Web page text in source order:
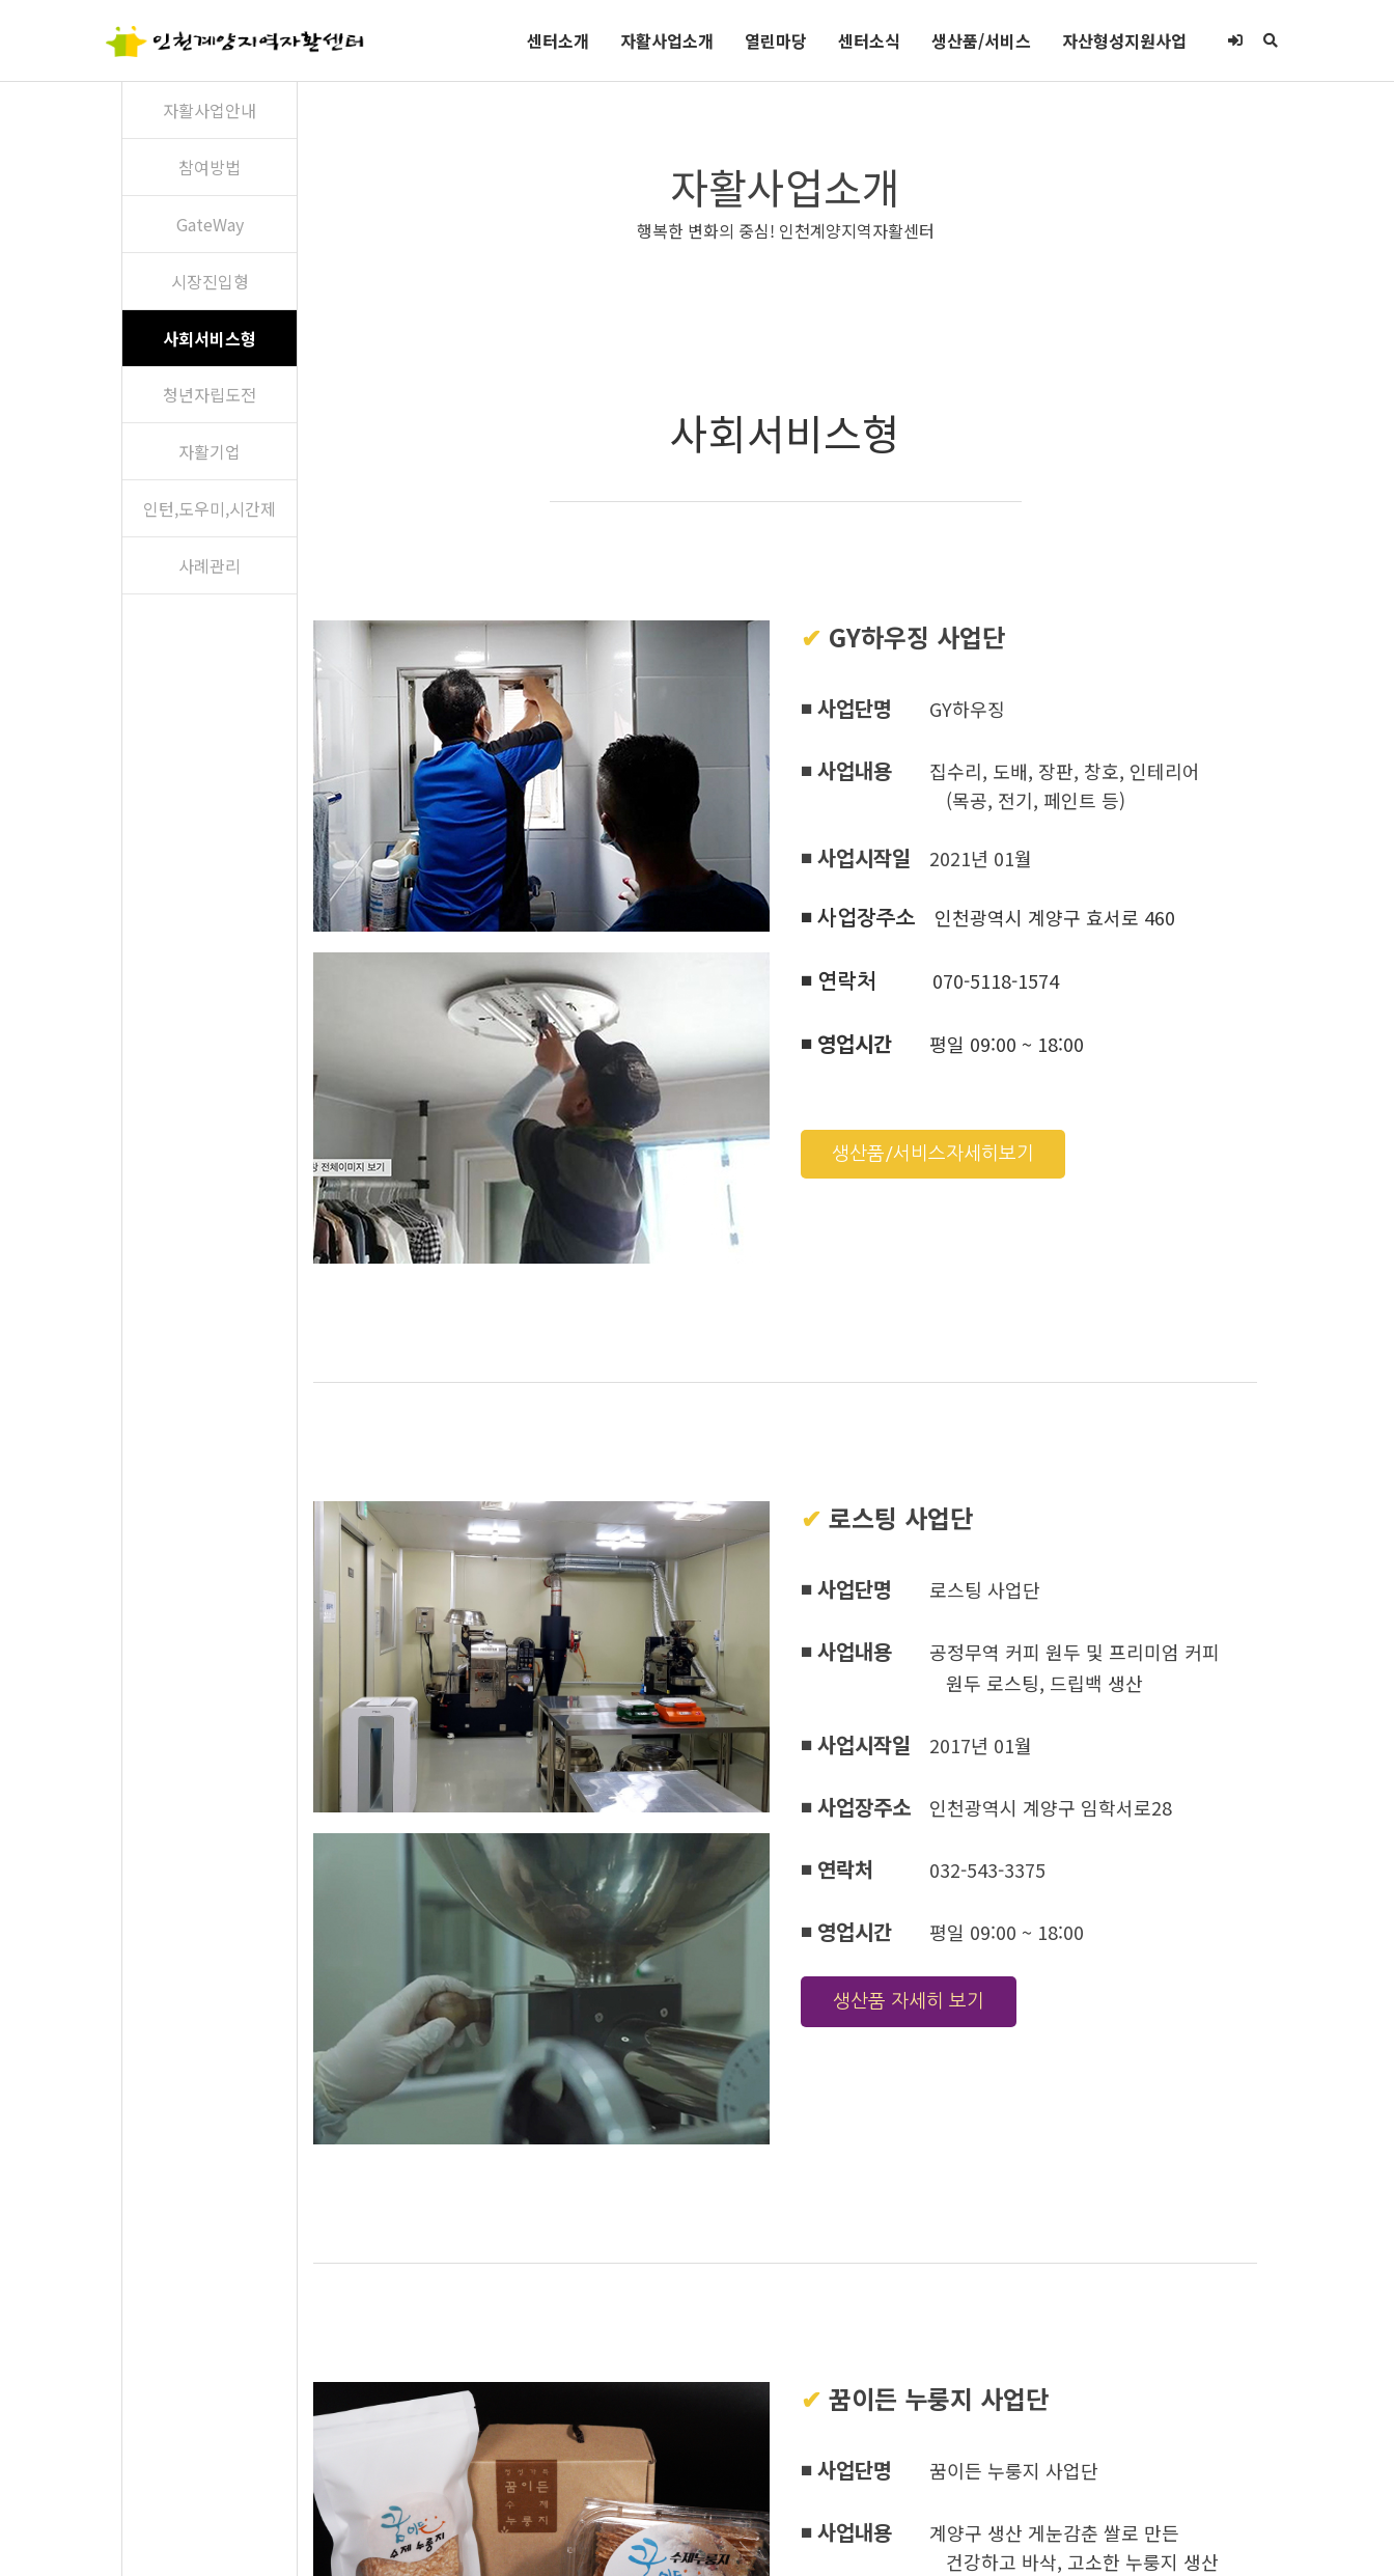
센터소개 자활사업소개 열린마당 센터소식 생산품/서비스 자산형성지원사업
자활사업안내
참여방법
GateWay
시장진입형
사회서비스형
청년자립도전
자활기업
인턴,도우미,시간제
사례관리
자활사업소개
행복한 변화의 중심! 인천계양지역자활센터
사회서비스형
✔ GY하우징 사업단
◾ 사업단명 GY하우징
◾ 사업내용
집수리, 도배, 장판, 창호, 인테리어
(목공, 전기, 페인트 등)
◾ 사업시작일 2021년 01월
◾ 사업장주소 인천광역시 계양구 효서로 460
◾ 연락처 070-5118-1574
◾ 영업시간 평일 09:00 ~ 18:00
생산품/서비스자세히보기
✔ 로스팅 사업단
◾ 사업단명 로스팅 사업단
◾ 사업내용 공정무역 커피 원두 및 프리미엄 커피
원두 로스팅, 드립백 생산
◾ 사업시작일 2017년 01월
◾ 사업장주소 인천광역시 계양구 임학서로28
◾ 연락처 032-543-3375
◾ 영업시간 평일 09:00 ~ 18:00
생산품 자세히 보기
✔ 꿈이든 누룽지 사업단
◾ 사업단명 꿈이든 누룽지 사업단
◾ 사업내용 계양구 생산 게눈감춘 쌀로 만든
건강하고 바삭, 고소한 누룽지 생산